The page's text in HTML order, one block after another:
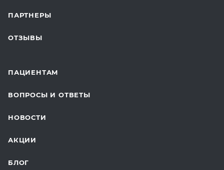
ЛАБОРАТОРНЫЕ ИССЛЕДОВАНИЯ
ДЛЯ БУДУЩИХ МАМ
ПАРТНЕРЫ
ОТЗЫВЫ
ПАЦИЕНТАМ
ВОПРОСЫ И ОТВЕТЫ
НОВОСТИ
АКЦИИ
БЛОГ